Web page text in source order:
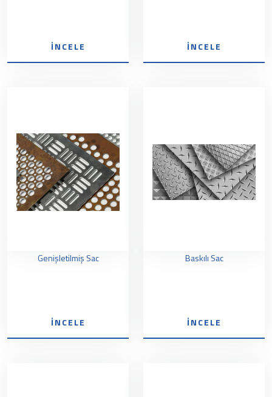
İNCELE İNCELE
Genişletilmiş Sac
İNCELE
Baskılı Sac
İNCELE